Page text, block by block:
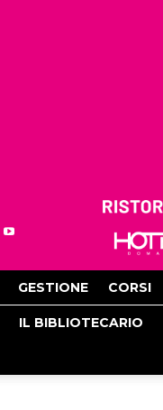
GESTIONE CORSI
IL BIBLIOTECARIO